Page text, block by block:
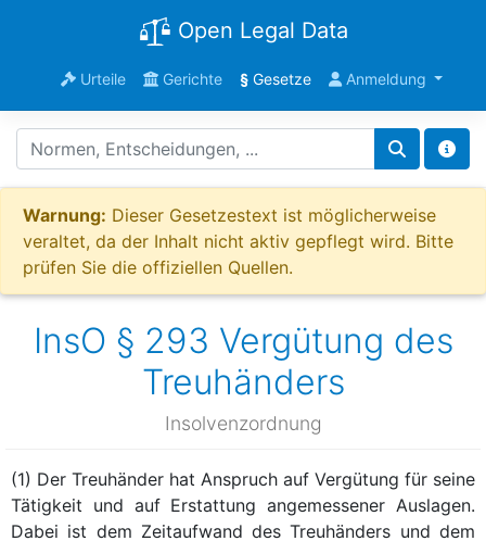
Open Legal Data
Urteile Gerichte §Gesetze Anmeldung
Warnung: Dieser Gesetzestext ist möglicherweise
veraltet, da der Inhalt nicht aktiv gepflegt wird. Bitte
prüfen Sie die offiziellen Quellen.
InsO § 293 Vergütung des
Treuhänders
Insolvenzordnung
(1) Der Treuhänder hat Anspruch auf Vergütung für seine
Tätigkeit und auf Erstattung angemessener Auslagen.
Dabei ist dem Zeitaufwand des Treuhänders und dem